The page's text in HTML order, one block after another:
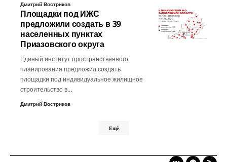
Дмитрий Востриков
Площадки под ИЖС
предложили создать в 39
населенных пунктах
Приазовского округа
Единый институт пространственного
планирования предложил создать
площадки под индивидуальное жилищное
строительство в…
Дмитрий Востриков
Ещё